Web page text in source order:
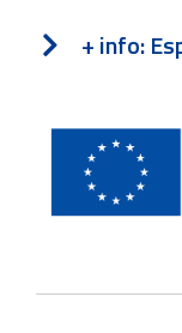
+ info: